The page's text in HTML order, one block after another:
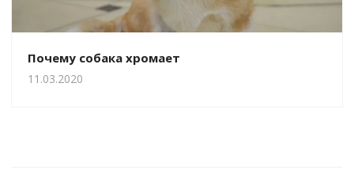
Почему собака хромает
11.03.2020